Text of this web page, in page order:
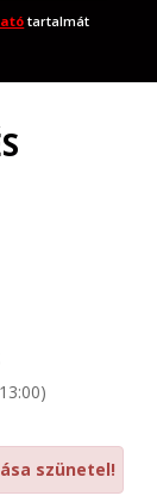
tartalmát
szünetel!